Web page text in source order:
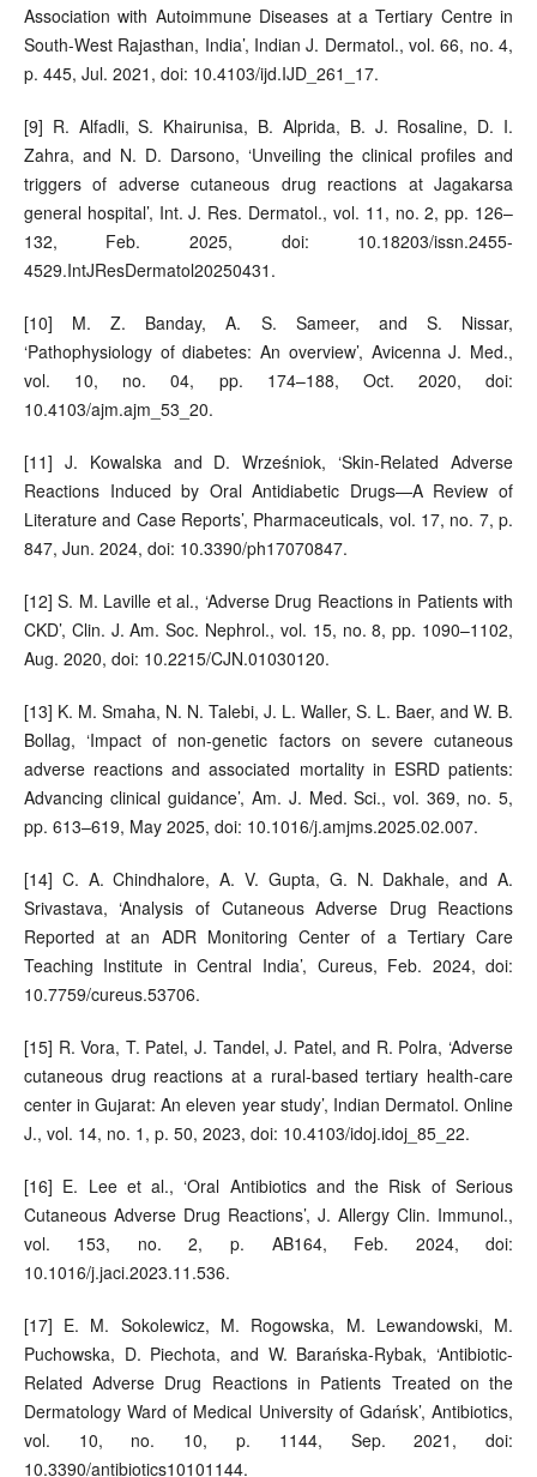
Association with Autoimmune Diseases at a Tertiary Centre in
South-West Rajasthan, India’, Indian J. Dermatol., vol. 66, no. 4,
p. 445, Jul. 2021, doi: 10.4103/ijd.IJD_261_17.
[9] R. Alfadli, S. Khairunisa, B. Alprida, B. J. Rosaline, D. I.
Zahra, and N. D. Darsono, ‘Unveiling the clinical profiles and
triggers of adverse cutaneous drug reactions at Jagakarsa
general hospital’, Int. J. Res. Dermatol., vol. 11, no. 2, pp. 126–
132, Feb. 2025, doi: 10.18203/issn.2455-
4529.IntJResDermatol20250431.
[10] M. Z. Banday, A. S. Sameer, and S. Nissar,
‘Pathophysiology of diabetes: An overview’, Avicenna J. Med.,
vol. 10, no. 04, pp. 174–188, Oct. 2020, doi:
10.4103/ajm.ajm_53_20.
[11] J. Kowalska and D. Wrześniok, ‘Skin-Related Adverse
Reactions Induced by Oral Antidiabetic Drugs—A Review of
Literature and Case Reports’, Pharmaceuticals, vol. 17, no. 7, p.
847, Jun. 2024, doi: 10.3390/ph17070847.
[12] S. M. Laville et al., ‘Adverse Drug Reactions in Patients with
CKD’, Clin. J. Am. Soc. Nephrol., vol. 15, no. 8, pp. 1090–1102,
Aug. 2020, doi: 10.2215/CJN.01030120.
[13] K. M. Smaha, N. N. Talebi, J. L. Waller, S. L. Baer, and W. B.
Bollag, ‘Impact of non-genetic factors on severe cutaneous
adverse reactions and associated mortality in ESRD patients:
Advancing clinical guidance’, Am. J. Med. Sci., vol. 369, no. 5,
pp. 613–619, May 2025, doi: 10.1016/j.amjms.2025.02.007.
[14] C. A. Chindhalore, A. V. Gupta, G. N. Dakhale, and A.
Srivastava, ‘Analysis of Cutaneous Adverse Drug Reactions
Reported at an ADR Monitoring Center of a Tertiary Care
Teaching Institute in Central India’, Cureus, Feb. 2024, doi:
10.7759/cureus.53706.
[15] R. Vora, T. Patel, J. Tandel, J. Patel, and R. Polra, ‘Adverse
cutaneous drug reactions at a rural-based tertiary health-care
center in Gujarat: An eleven year study’, Indian Dermatol. Online
J., vol. 14, no. 1, p. 50, 2023, doi: 10.4103/idoj.idoj_85_22.
[16] E. Lee et al., ‘Oral Antibiotics and the Risk of Serious
Cutaneous Adverse Drug Reactions’, J. Allergy Clin. Immunol.,
vol. 153, no. 2, p. AB164, Feb. 2024, doi:
10.1016/j.jaci.2023.11.536.
[17] E. M. Sokolewicz, M. Rogowska, M. Lewandowski, M.
Puchowska, D. Piechota, and W. Barańska-Rybak, ‘Antibiotic-
Related Adverse Drug Reactions in Patients Treated on the
Dermatology Ward of Medical University of Gdańsk’, Antibiotics,
vol. 10, no. 10, p. 1144, Sep. 2021, doi:
10.3390/antibiotics10101144.